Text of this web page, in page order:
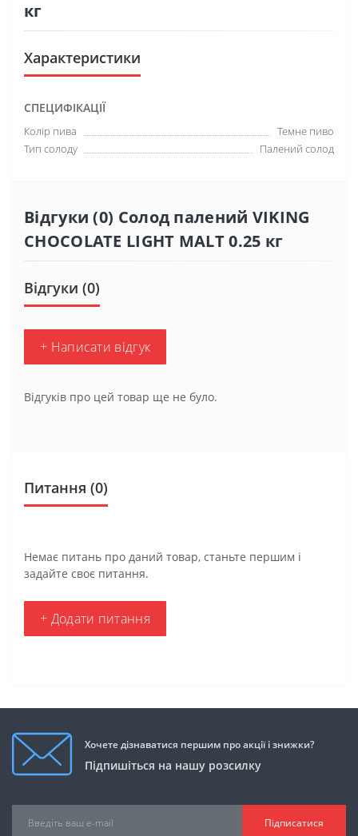
кг
Характеристики
СПЕЦИФІКАЦІЇ
Колір пива
Темне пиво
Тип солоду
Палений солод
Відгуки (0) Солод палений VIKING
CHOCOLATE LIGHT MALT 0.25 кг
Відгуки (0)
+ Написати відгук
Відгуків про цей товар ще не було.
Питання (0)
Немає питань про даний товар, станьте першим і
задайте своє питання.
+ Додати питання
Хочете дізнаватися першим про акції і знижки?
Підпишіться на нашу розсилку
Підписатися